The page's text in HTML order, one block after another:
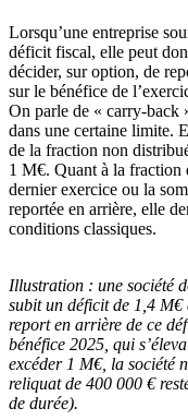
Lorsqu’une entreprise
déficit fiscal, elle peut
décider, sur option, de
sur le bénéfice de
On parle de « carry-back
dans une certaine limite.
de la fraction non
1 M€. Quant à la fraction
dernier exercice ou la
reportée en arrière, elle
conditions classiques.
Illustration : une société
subit un déficit de 1,4 M€
report en arrière de ce
bénéfice 2025, qui
excéder 1 M€, la société
reliquat de 400 000 €
de durée).